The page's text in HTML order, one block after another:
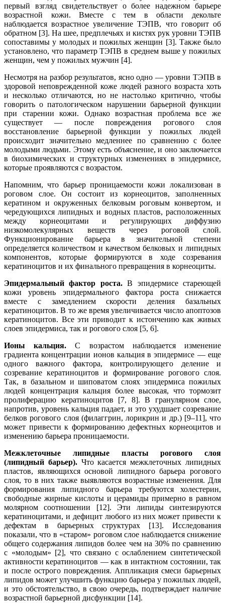
первый взгляд свидетельствует о более надежном барьере
возрастной кожи. Вместе с тем в области декольте
наблюдается возрастное увеличение ТЭПВ, что говорит об
обратном [3]. На шее, предплечьях и кистях рук уровни ТЭПВ
сопоставимы у молодых и пожилых женщин [3]. Также было
установлено, что параметр ТЭПВ в среднем выше у пожилых
женщин, чем у пожилых мужчин [4].
Несмотря на разбор результатов, ясно одно — уровни ТЭПВ в
здоровой неповрежденной коже людей разного возраста хоть
и несколько отличаются, но не настолько критично, чтобы
говорить о патологическом нарушении барьерной функции
при старении кожи. Однако возрастная проблема все же
существует — после повреждения рогового слоя
восстановление барьерной функции у пожилых людей
происходит значительно медленнее по сравнению с более
молодыми людьми. Этому есть объяснение, и оно заключается
в биохимических и структурных изменениях в эпидермисе,
которые проявляются с возрастом.
Напомним, что барьер проницаемости кожи локализован в
роговом слое. Он состоит из корнеоцитов, заполненных
кератином и окруженных белковым роговым конвертом, и
чередующихся липидных и водных пластов, расположенных
между корнеоцитами и регулирующих диффузию
низкомолекулярных веществ через роговой слой.
Функционирование барьера в значительной степени
определяется количеством и качеством белковых и липидных
компонентов, которые формируются в ходе созревания
кератиноцитов и их финального превращения в корнеоциты.
Эпидермальный фактор роста.В эпидермисе стареющей
кожи уровень эпидермального фактора роста снижается
вместе с замедлением скорости деления базальных
кератиноцитов. В то же время увеличивается число апоптозов
кератиноцитов. Все эти приводит к истончению как живых
слоев эпидермиса, так и рогового слоя [5, 6].
Ионы кальция. С возрастом наблюдается изменение
градиента концентрации ионов кальция в эпидермисе — еще
одного важного фактора, контролирующего деление и
созревание кератиноцитов и формирование рогового слоя.
Так, в базальном и шиповатом слоях эпидермиса пожилых
людей концентрация кальция более высокая, что тормозит
пролиферацию кератиноцитов [7, 8]. В гранулярном слое,
напротив, уровень кальция падает, и это ухудшает созревание
белков рогового слоя (филаггрин, лорикрин и др.) [9–11], что
может привести к формированию дефектных корнеоцитов и
изменению барьера проницаемости.
Межклеточные липидные пласты рогового слоя
(липидный барьер).Что касается межклеточных липидных
пластов, являющихся основой липидного барьера рогового
слоя, то в них также выявляются возрастные изменения. Для
формирования липидного барьера требуются холестерин,
свободные жирные кислоты и церамиды примерно в равном
молярном соотношении [12]. Эти липиды синтезируются
кератиноцитами, и дефицит любого из них может привести к
дефектам в барьерных структурах [13]. Исследования
показали, что в «старом» роговом слое наблюдается снижение
общего содержания липидов более чем на 30% по сравнению
с «молодым» [2], что связано с ослаблением синтетической
активности кератиноцитов — как в интактном состоянии, так
и после острого повреждения. Аппликация смеси барьерных
липидов может улучшить функцию барьера у пожилых людей,
и это обстоятельство, в свою очередь, подтверждает наличие
возрастной барьерной дисфункции [14].